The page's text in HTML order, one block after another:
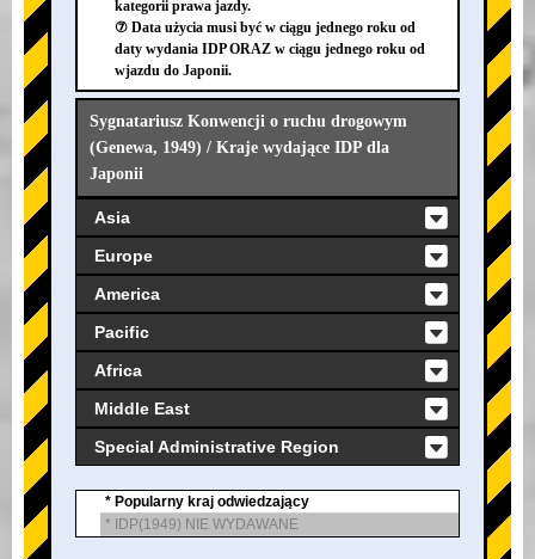
kategorii prawa jazdy.
⑦ Data użycia musi być w ciągu jednego roku od
daty wydania IDP ORAZ w ciągu jednego roku od
wjazdu do Japonii.
Sygnatariusz Konwencji o ruchu drogowym
(Genewa, 1949) / Kraje wydające IDP dla
Japonii
Asia
Europe
America
Pacific
Africa
Middle East
Special Administrative Region
* Popularny kraj odwiedzający
* IDP(1949) NIE WYDAWANE